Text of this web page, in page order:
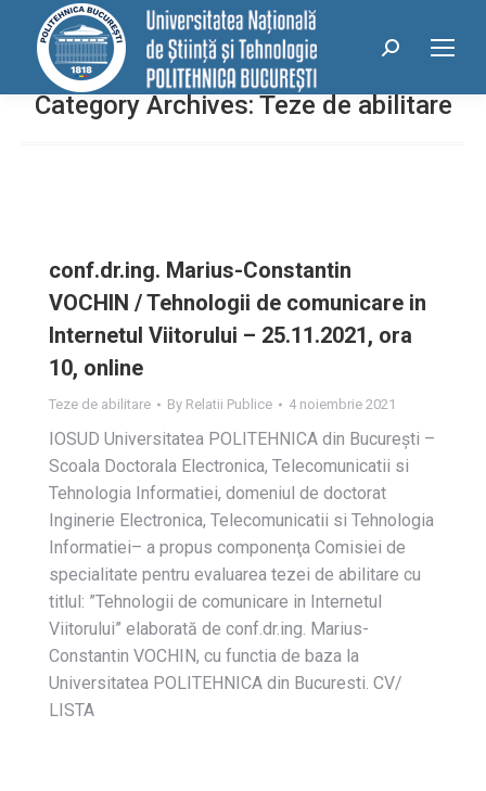
conținut
Search:
Category Archives: Teze de abilitare
conf.dr.ing. Marius-Constantin
VOCHIN / Tehnologii de comunicare in
Internetul Viitorului – 25.11.2021, ora
10, online
Teze de abilitare By Relatii Publice 4 noiembrie 2021
IOSUD Universitatea POLITEHNICA din Bucureşti –
Scoala Doctorala Electronica, Telecomunicatii si
Tehnologia Informatiei, domeniul de doctorat
Inginerie Electronica, Telecomunicatii si Tehnologia
Informatiei– a propus componenţa Comisiei de
specialitate pentru evaluarea tezei de abilitare cu
titlul: ”Tehnologii de comunicare in Internetul
Viitorului” elaborată de conf.dr.ing. Marius-
Constantin VOCHIN, cu functia de baza la
Universitatea POLITEHNICA din Bucuresti. CV/
LISTA